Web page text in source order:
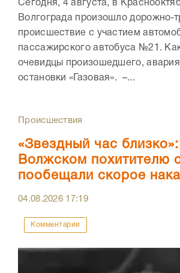
Сегодня, 4 августа, в
Волгограда произошло дорожно-
происшествие с участием
пассажирского автобуса №21.
очевидцы произошедшего, авария
остановки «Газовая». –...
Происшествия
«Звездный час
Волжском похитителю
пообещали скорое
04.08.2026 17:19
Комментарии